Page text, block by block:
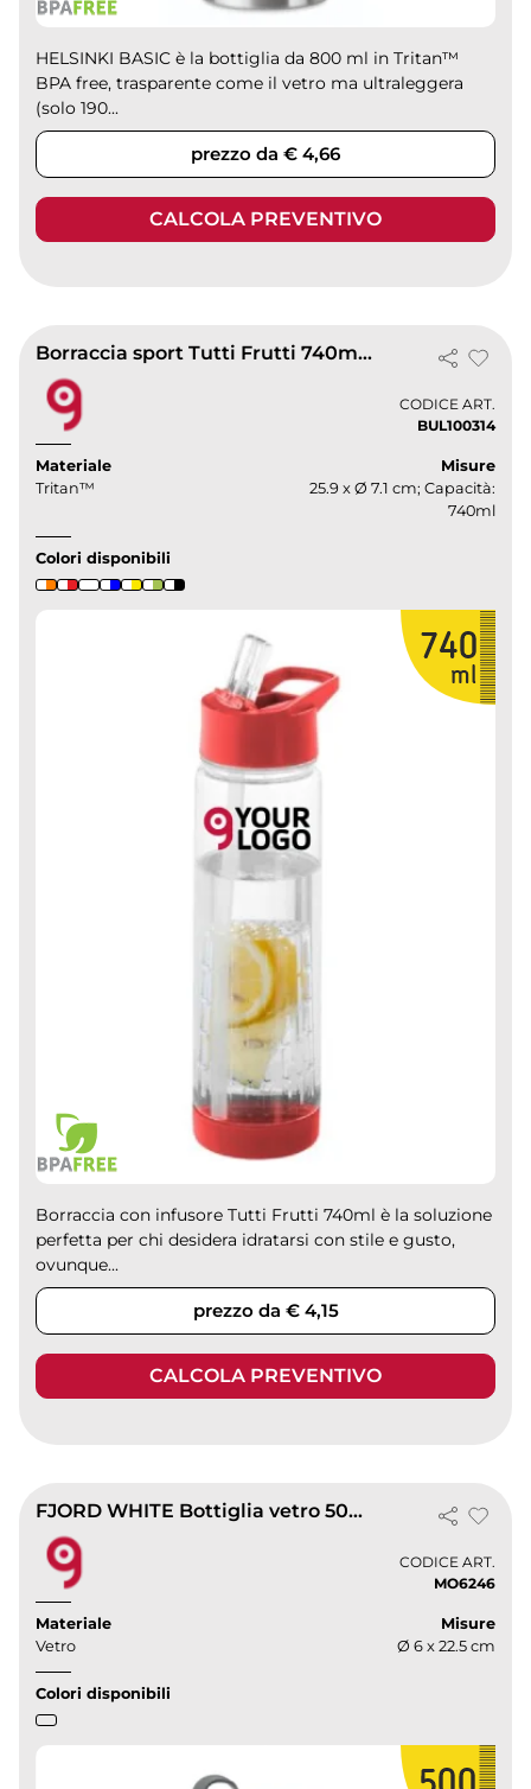
HELSINKI BASIC è la bottiglia da 800 ml in Tritan™
BPA free, trasparente come il vetro ma ultraleggera
(solo 190...
prezzo da € 4,66
CALCOLA PREVENTIVO
Borraccia sport Tutti Frutti 740ml Tritan™ con infusore
CODICE ART.
BUL100314
Materiale
Tritan™
Misure
25.9 x Ø 7.1 cm; Capacità:
740ml
Colori disponibili
Borraccia con infusore Tutti Frutti 740ml è la soluzione
perfetta per chi desidera idratarsi con stile e gusto,
ovunque...
prezzo da € 4,15
CALCOLA PREVENTIVO
FJORD WHITE Bottiglia vetro 500ml tappo bamboo bianca antigoccia
CODICE ART.
MO6246
Materiale
Vetro
Misure
Ø 6 x 22.5 cm
Colori disponibili